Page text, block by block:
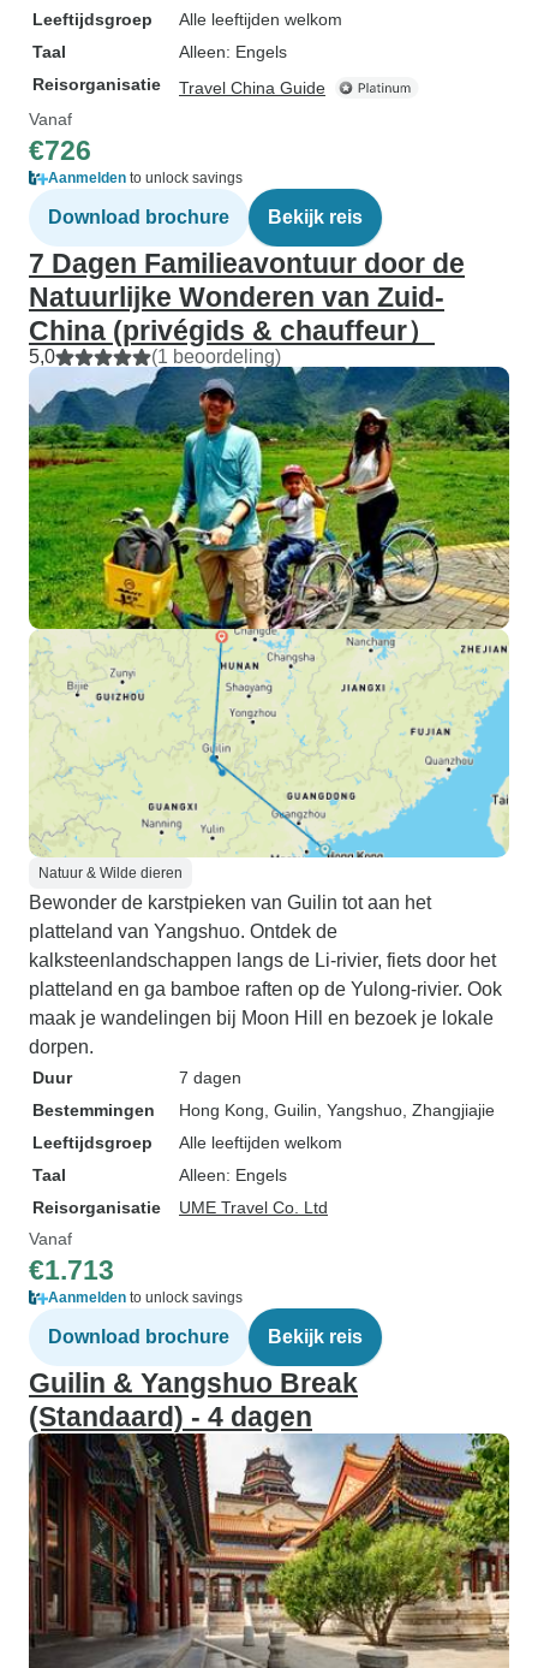
Leeftijdsgroep
Alle leeftijden welkom
Taal
Alleen: Engels
Reisorganisatie
Travel China Guide
Vanaf
€726
Aanmelden to unlock savings
Download brochure Bekijk reis
7 Dagen Familieavontuur door de
Natuurlijke Wonderen van Zuid-
China (privégids & chauffeur）
5,0 (1 beoordeling)
Natuur & Wilde dieren
Bewonder de karstpieken van Guilin tot aan het
platteland van Yangshuo. Ontdek de
kalksteenlandschappen langs de Li-rivier, fiets door het
platteland en ga bamboe raften op de Yulong-rivier. Ook
maak je wandelingen bij Moon Hill en bezoek je lokale
dorpen.
Duur
7 dagen
Bestemmingen
Hong Kong , Guilin , Yangshuo , Zhangjiajie
Leeftijdsgroep
Alle leeftijden welkom
Taal
Alleen: Engels
Reisorganisatie
UME Travel Co. Ltd
Vanaf
€1.713
Aanmelden to unlock savings
Download brochure Bekijk reis
Guilin & Yangshuo Break
(Standaard) - 4 dagen